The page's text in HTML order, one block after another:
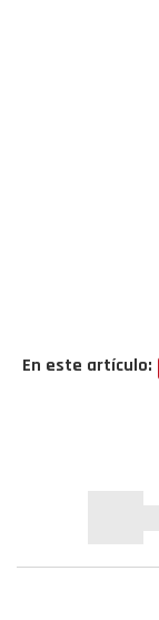
En este artículo: